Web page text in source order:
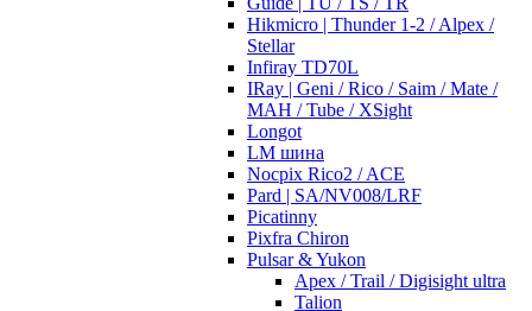
Hikmicro | Thunder 1-2 / Alpex /
Stellar
Infiray TD70L
IRay | Geni / Rico / Saim / Mate /
MAH / Tube / XSight
Longot
LM шина
Nocpix Rico2 / ACE
Pard | SA/NV008/LRF
Picatinny
Pixfra Chiron
Pulsar & Yukon
Apex / Trail / Digisight ultra
Talion